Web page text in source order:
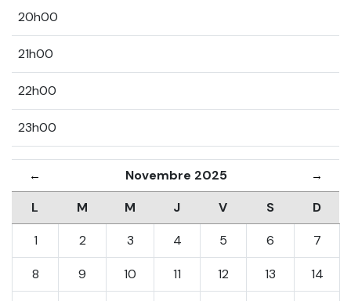
20h00
21h00
22h00
23h00
← Novembre 2025 →
L M M J V S
D
1
2 3 4 5 6 7
8 9 10 11 12 13 14